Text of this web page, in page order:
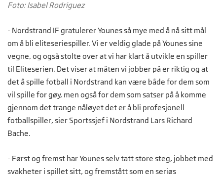
Foto: Isabel Rodriguez
- Nordstrand IF gratulerer Younes så mye med å nå sitt mål
om å bli eliteseriespiller. Vi er veldig glade på Younes sine
vegne, og også stolte over at vi har klart å utvikle en spiller
til Eliteserien. Det viser at måten vi jobber på er riktig og at
det å spille fotball i Nordstrand kan være både for dem som
vil spille for gøy, men også for dem som satser på å komme
gjennom det trange nåløyet det er å bli profesjonell
fotballspiller, sier Sportssjef i Nordstrand Lars Richard
Bache.
- Først og fremst har Younes selv tatt store steg, jobbet med
svakheter i spillet sitt, og fremstått som en seriøs